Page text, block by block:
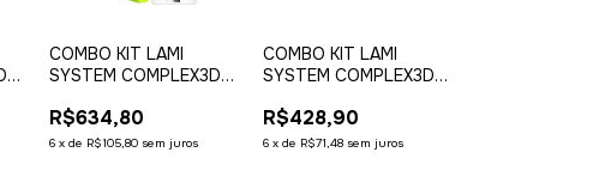
COMBO KIT LAMI
SYSTEM COMPLEX3D
BALM + KIT COMPLEX3D
R$634,80
6 xde R$105,80 sem juros
COMBO KIT LAMI
SYSTEM COMPLEX3D
R$428,90
6 xde R$71,48 sem juros